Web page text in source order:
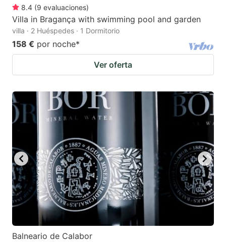
8.4 (9 evaluaciones)
Villa in Bragança with swimming pool and garden
villa · 2 Huéspedes · 1 Dormitorio
158 € por noche*
Ver oferta
Balneario de Calabor